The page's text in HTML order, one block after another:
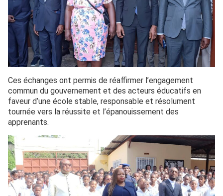
Ces échanges ont permis de réaffirmer l’engagement
commun du gouvernement et des acteurs éducatifs en
faveur d’une école stable, responsable et résolument
tournée vers la réussite et l’épanouissement des
apprenants.